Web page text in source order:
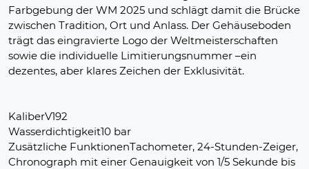
Farbgebung der WM 2025 und schlägt damit die Brücke
zwischen Tradition, Ort und Anlass. Der Gehäuseboden
trägt das eingravierte Logo der Weltmeisterschaften
sowie die individuelle Limitierungsnummer –ein
dezentes, aber klares Zeichen der Exklusivität.
KaliberV192
Wasserdichtigkeit10 bar
Zusätzliche FunktionenTachometer, 24-Stunden-Zeiger,
Chronograph mit einer Genauigkeit von 1/5 Sekunde bis